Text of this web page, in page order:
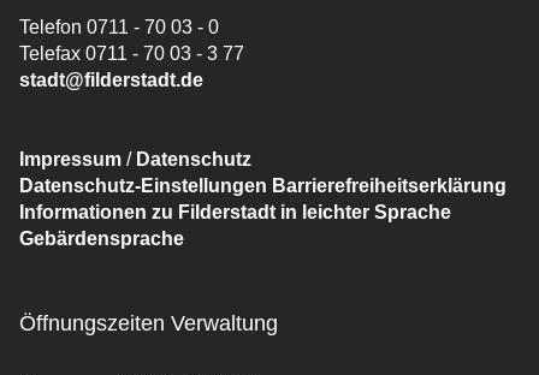
Telefon 0711 - 70 03 - 0
Telefax 0711 - 70 03 - 3 77
stadt@filderstadt.de
Impressum / Datenschutz
Datenschutz-Einstellungen Barrierefreiheitserklärung
Informationen zu Filderstadt in leichter Sprache
Gebärdensprache
Öffnungszeiten Verwaltung